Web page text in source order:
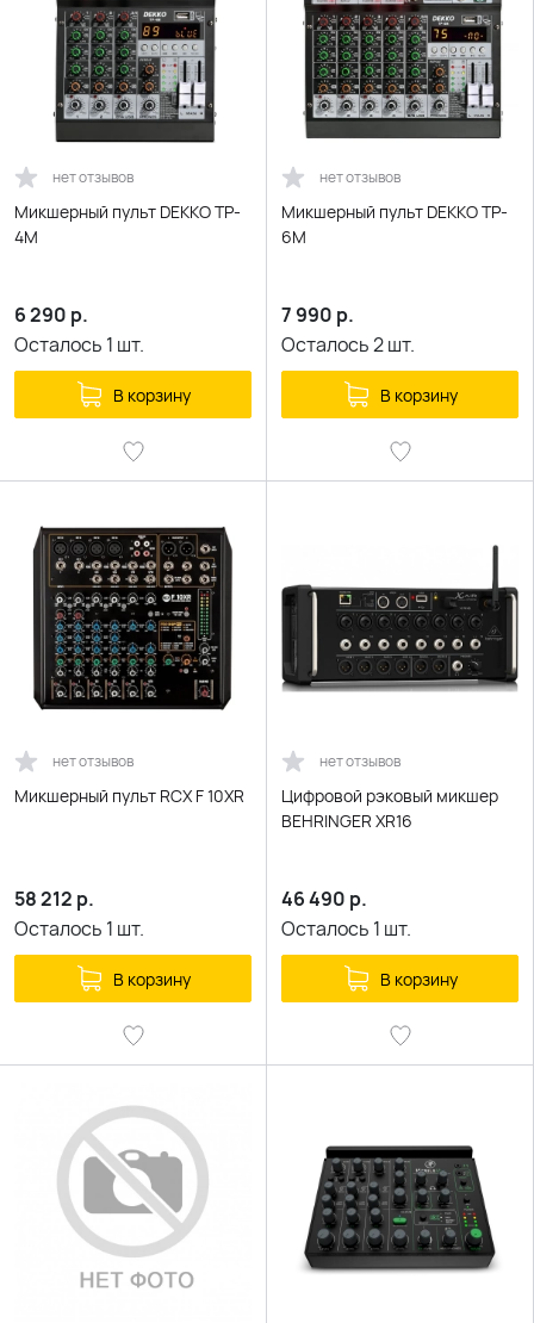
нет отзывов
Микшерный пульт DEKKO TP-
4M
6 290 р.
Осталось 1 шт.
В корзину
нет отзывов
Микшерный пульт DEKKO TP-
6M
7 990 р.
Осталось2шт.
В корзину
нет отзывов
Микшерный пульт RCX F 10XR
58 212 р.
Осталось 1 шт.
В корзину
нет отзывов
Цифровой рэковый микшер
BEHRINGER XR16
46 490 р.
Осталось 1 шт.
В корзину